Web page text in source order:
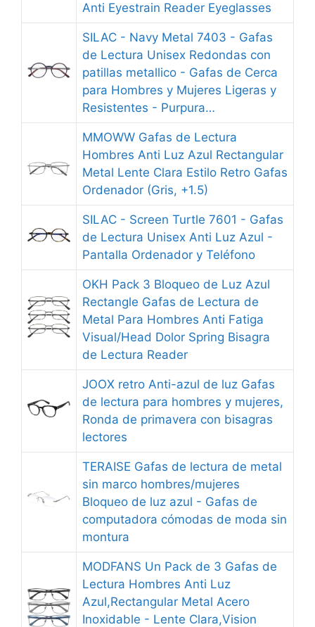
Anti Eyestrain Reader Eyeglasses
SILAC - Navy Metal 7403 - Gafas
de Lectura Unisex Redondas con
patillas metallico - Gafas de Cerca
para Hombres y Mujeres Ligeras y
Resistentes - Purpura…
MMOWW Gafas de Lectura
Hombres Anti Luz Azul Rectangular
Metal Lente Clara Estilo Retro Gafas
Ordenador (Gris, +1.5)
SILAC - Screen Turtle 7601 - Gafas
de Lectura Unisex Anti Luz Azul -
Pantalla Ordenador y Teléfono
OKH Pack 3 Bloqueo de Luz Azul
Rectangle Gafas de Lectura de
Metal Para Hombres Anti Fatiga
Visual/Head Dolor Spring Bisagra
de Lectura Reader
JOOX retro Anti-azul de luz Gafas
de lectura para hombres y mujeres,
Ronda de primavera con bisagras
lectores
TERAISE Gafas de lectura de metal
sin marco hombres/mujeres
Bloqueo de luz azul - Gafas de
computadora cómodas de moda sin
montura
MODFANS Un Pack de 3 Gafas de
Lectura Hombres Anti Luz
Azul,Rectangular Metal Acero
Inoxidable - Lente Clara,Vision